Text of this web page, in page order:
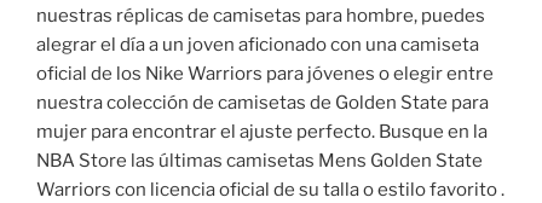
nuestras réplicas de camisetas para hombre, puedes
alegrar el día a un joven aficionado con una camiseta
oficial de los Nike Warriors para jóvenes o elegir entre
nuestra colección de camisetas de Golden State para
mujer para encontrar el ajuste perfecto. Busque en la
NBA Store las últimas camisetas Mens Golden State
Warriors con licencia oficial de su talla o estilo favorito .